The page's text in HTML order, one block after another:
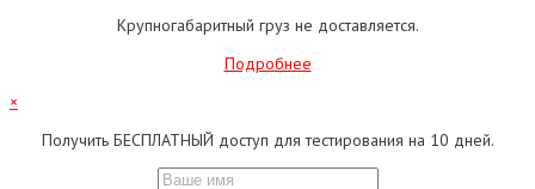
Крупногабаритный груз не доставляется.
Подробнее
×
Получить БЕСПЛАТНЫЙ доступ для тестирования на 10 дней.